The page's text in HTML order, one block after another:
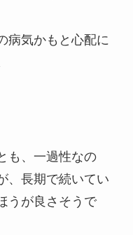
病気かもと心配に
も、一過性なの
、長期で続いてい
うが良さそうで